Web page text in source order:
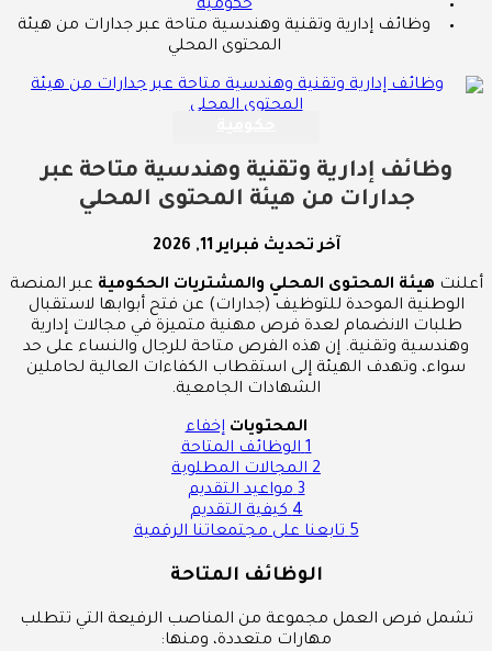
حكومية
وظائف إدارية وتقنية وهندسية متاحة عبر جدارات من هيئة
المحتوى المحلي
وظائف إدارية وتقنية وهندسية متاحة عبر
جدارات من هيئة المحتوى المحلي
آخر تحديث فبراير 11, 2026
أعلنت هيئة المحتوى المحلي والمشتريات الحكومية عبر المنصة
الوطنية الموحدة للتوظيف (جدارات) عن فتح أبوابها لاستقبال
طلبات الانضمام لعدة فرص مهنية متميزة في مجالات إدارية
وهندسية وتقنية. إن هذه الفرص متاحة للرجال والنساء على حد
سواء، وتهدف الهيئة إلى استقطاب الكفاءات العالية لحاملين
الشهادات الجامعية.
المحتويات إخفاء
1 الوظائف المتاحة
2 المجالات المطلوبة
3 مواعيد التقديم
4 كيفية التقديم
5 تابعنا على مجتمعاتنا الرقمية
الوظائف المتاحة
تشمل فرص العمل مجموعة من المناصب الرفيعة التي تتطلب
مهارات متعددة، ومنها: